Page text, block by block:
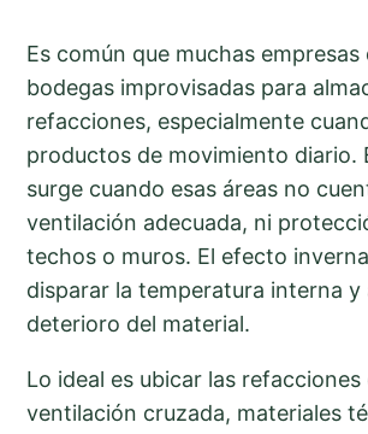
Es común que muchas empresas
bodegas improvisadas para
refacciones, especialmente
productos de movimiento diario.
surge cuando esas áreas no
ventilación adecuada, ni
techos o muros. El efecto
disparar la temperatura interna y
deterioro del material.
Lo ideal es ubicar las
ventilación cruzada, materiales